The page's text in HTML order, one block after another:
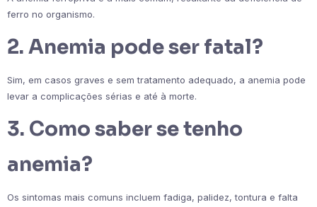
ferro no organismo.
2. Anemia pode ser fatal?
Sim, em casos graves e sem tratamento adequado, a anemia pode
levar a complicações sérias e até à morte.
3. Como saber se tenho
anemia?
Os sintomas mais comuns incluem fadiga, palidez, tontura e falta